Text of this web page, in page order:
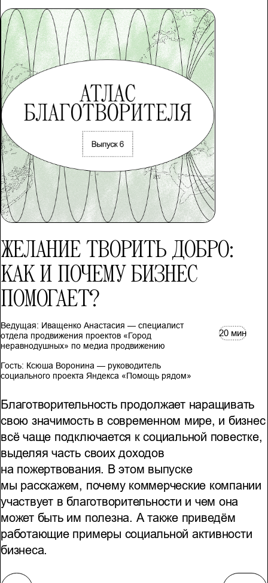
Ведущая: Иващенко Анастасия — специалист
отдела продвижения проектов «Город
неравнодушных» по медиа продвижению
Гость: Ксюша Воронина — руководитель
социального проекта Яндекса «Помощь рядом»
20 мин
ЖЕЛАНИЕ ТВОРИТЬ ДОБРО:
КАК И ПОЧЕМУ БИЗНЕС
ПОМОГАЕТ?
Благотворительность продолжает наращивать
свою значимость в современном мире, и бизнес
всё чаще подключается к социальной повестке,
выделяя часть своих доходов
на пожертвования. В этом выпуске
мы расскажем, почему коммерческие компании
участвует в благотворительности и чем она
может быть им полезна. А также приведём
работающие примеры социальной активности
бизнеса.